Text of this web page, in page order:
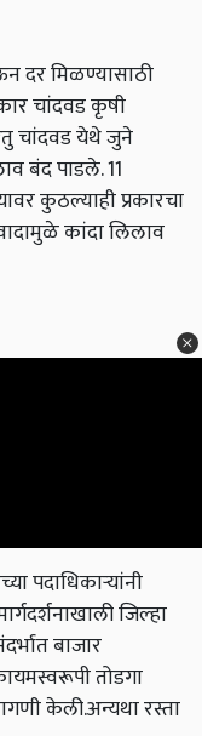
दर मिळण्यासाठी
चांदवड कृषी
चांदवड येथे जुने
बंद पाडले. 11
कुठल्याही प्रकारचा
कांदा लिलाव
पदाधिकाऱ्यांनी
जिल्हा
बाजार
तोडगा
केली.अन्यथा रस्ता